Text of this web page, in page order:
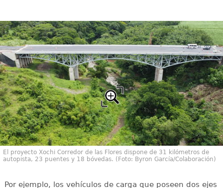
El proyecto Xochi Corredor de las Flores dispone de 31 kilómetros de
autopista, 23 puentes y 18 bóvedas. (Foto: Byron García/Colaboración)
Por ejemplo, los vehículos de carga que poseen dos ejes